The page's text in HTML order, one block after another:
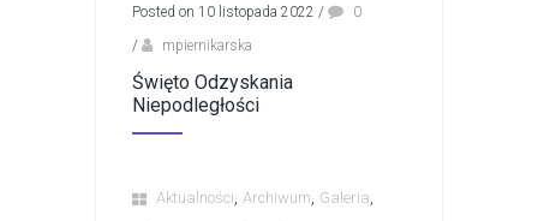
Posted on 10 listopada 2022 /
0
/
mpiernikarska
Święto Odzyskania
Niepodległości
Aktualności Archiwum Galeria